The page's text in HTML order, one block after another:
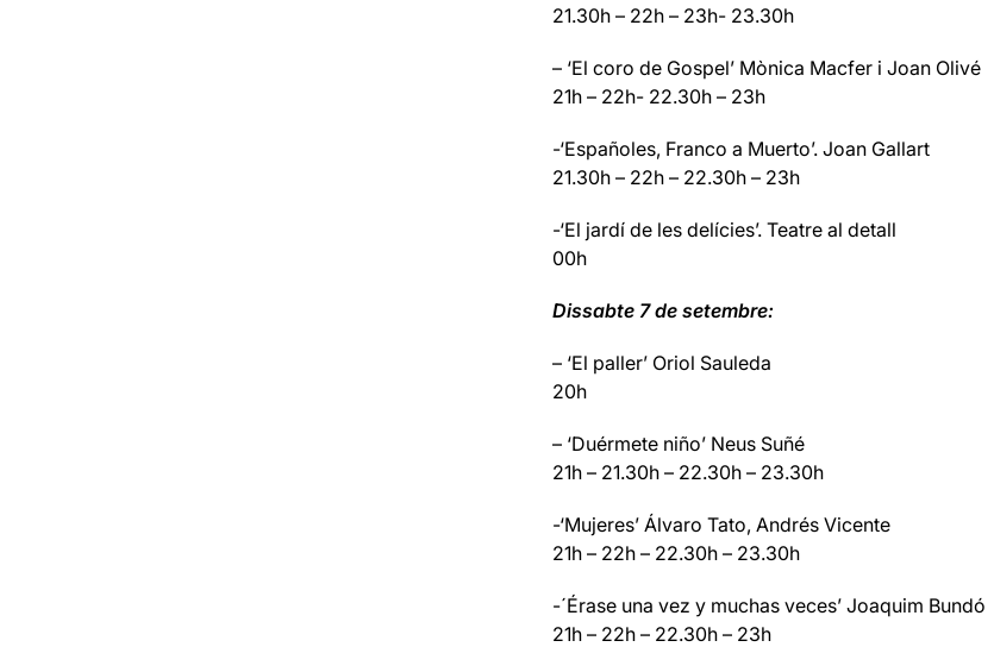
21.30h – 22h – 23h- 23.30h
– ‘El coro de Gospel’ Mònica Macfer i Joan Olivé
21h – 22h- 22.30h – 23h
-‘Españoles, Franco a Muerto’. Joan Gallart
21.30h – 22h – 22.30h – 23h
-‘El jardí de les delícies’. Teatre al detall
00h
Dissabte 7 de setembre:
– ‘El paller’ Oriol Sauleda
20h
– ‘Duérmete niño’ Neus Suñé
21h – 21.30h – 22.30h – 23.30h
-‘Mujeres’ Álvaro Tato, Andrés Vicente
21h – 22h – 22.30h – 23.30h
-´Érase una vez y muchas veces’ Joaquim Bundó
21h – 22h – 22.30h – 23h